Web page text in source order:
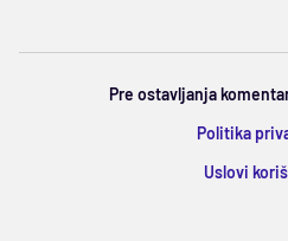
Pre ostavljanja
Politika
Uslovi